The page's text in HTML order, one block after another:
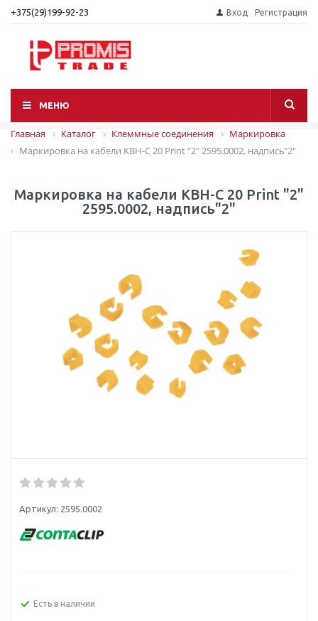
+375(29)199-92-23 Вход Регистрация
МЕНЮ
Главная Каталог Клеммные соединения
Маркировка
Маркировка на кабели KBH-C 20 Print "2" 2595.0002, надпись"2"
Маркировка на кабели KBH-C 20 Print "2"
2595.0002, надпись"2"
Артикул: 2595.0002
Есть в наличии